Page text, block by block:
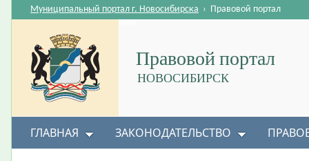
Правовой портал
НОВОСИБИРСК
Муниципальный портал г. Новосибирска › Правовой портал
ГЛАВНАЯ ЗАКОНОДАТЕЛЬСТВО